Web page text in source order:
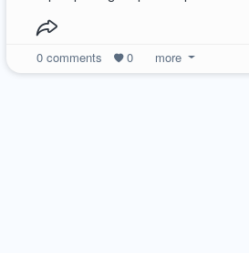
0comments 0 more